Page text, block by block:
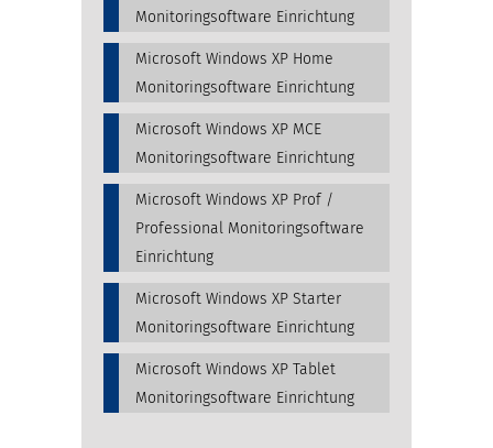
Monitoringsoftware Einrichtung
Microsoft Windows XP Home
Monitoringsoftware Einrichtung
Microsoft Windows XP MCE
Monitoringsoftware Einrichtung
Microsoft Windows XP Prof /
Professional Monitoringsoftware
Einrichtung
Microsoft Windows XP Starter
Monitoringsoftware Einrichtung
Microsoft Windows XP Tablet
Monitoringsoftware Einrichtung